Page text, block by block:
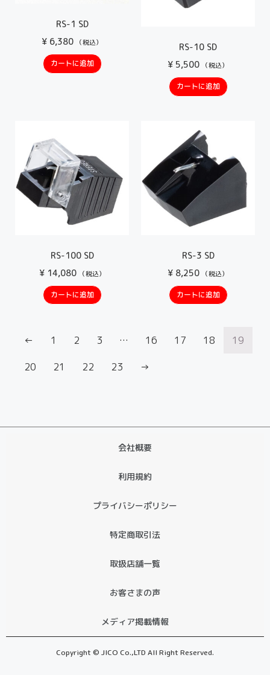
RS-1 SD
¥ 6,380 （税込）
カートに追加
RS-10 SD
¥ 5,500 （税込）
カートに追加
RS-100 SD
¥14,080 （税込）
カートに追加
RS-3 SD
¥ 8,250 （税込）
カートに追加
← 1 2 3 … 16 17 18
19
20
21 22 23 →
会社概要
利用規約
プライバシーポリシー
特定商取引法
取扱店舗一覧
お客さまの声
メディア掲載情報
Copyright © JICO Co.,LTD All Right Reserved.